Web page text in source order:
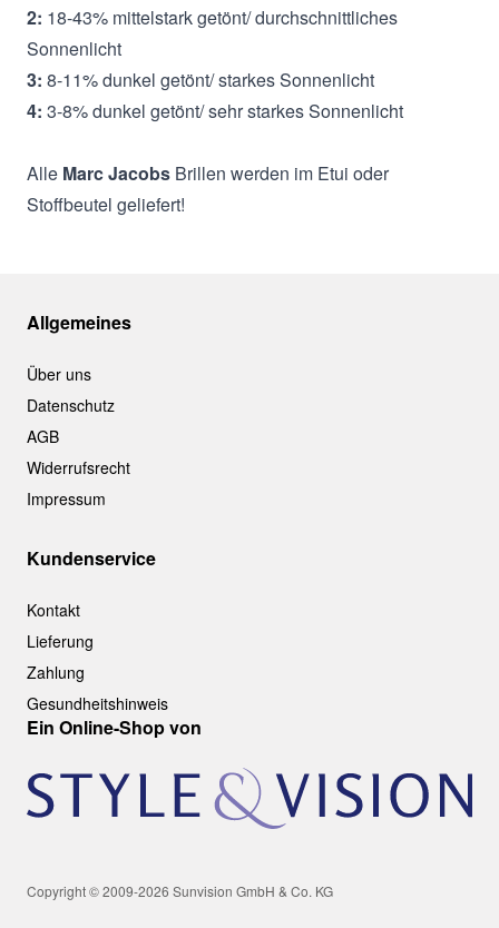
2: 18-43% mittelstark getönt/ durchschnittliches
Sonnenlicht
3: 8-11% dunkel getönt/ starkes Sonnenlicht
4: 3-8% dunkel getönt/ sehr starkes Sonnenlicht
Alle Marc Jacobs Brillen werden im Etui oder
Stoffbeutel geliefert!
Allgemeines
Über uns
Datenschutz
AGB
Widerrufsrecht
Impressum
Kundenservice
Kontakt
Lieferung
Zahlung
Gesundheitshinweis
Ein Online-Shop von
Copyright © 2009-2026 Sunvision GmbH & Co. KG